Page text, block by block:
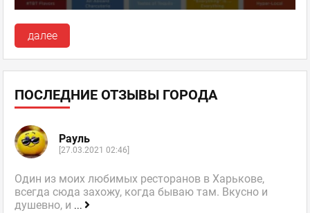
далее
ПОСЛЕДНИЕ ОТЗЫВЫ ГОРОДА
Рауль
[27.03.2021 02:46]
Один из моих любимых ресторанов в Харькове,
всегда сюда захожу, когда бываю там. Вкусно и
душевно, и ...